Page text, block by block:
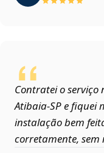
Contratei o serviço
Atibaia‑SP e fiquei
instalação bem
corretamente,